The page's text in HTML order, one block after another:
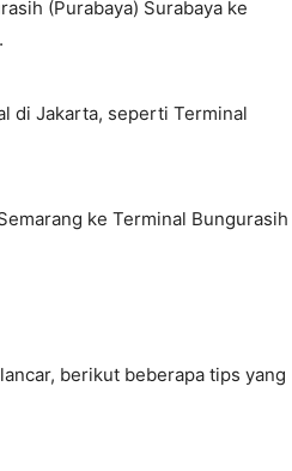
(Purabaya) Surabaya ke
di Jakarta, seperti Terminal
ke Terminal Bungurasih
berikut beberapa tips yang